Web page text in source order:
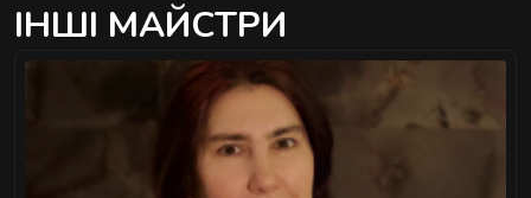
ІНШІ МАЙСТРИ